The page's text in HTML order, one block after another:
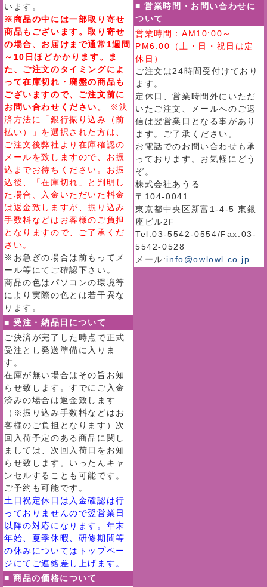
います。
※商品の中には一部取り寄せ
商品もございます。取り寄せ
の場合、お届けまで通常1週間
～10日ほどかかります。ま
た、ご注文のタイミングによ
って在庫切れ・廃盤の商品も
ございますので、ご注文前に
お問い合わせください。
※決
済方法に「銀行振り込み（前
払い）」を選択された方は、
ご注文後弊社より在庫確認の
メールを致しますので、お振
込までお待ちください。お振
込後、「在庫切れ」と判明し
た場合、入金いただいた料金
は返金致しますが、振り込み
手数料などはお客様のご負担
となりますので、ご了承くだ
さい。
※お急ぎの場合は前もってメ
ール等にてご確認下さい。
商品の色はパソコンの環境等
により実際の色とは若干異な
ります。
■ 受注・納品日について
ご決済が完了した時点で正式
受注とし発送準備に入りま
す。
在庫が無い場合はその旨お知
らせ致します。すでにご入金
済みの場合は返金致します
（※振り込み手数料などはお
客様のご負担となります）次
回入荷予定のある商品に関し
ましては、次回入荷日をお知
らせ致します。いったんキャ
ンセルすることも可能です。
ご予約も可能です。
土日祝定休日は入金確認は行
っておりませんので翌営業日
以降の対応になります。年末
年始、夏季休暇、研修期間等
の休みについてはトップペー
ジにてご連絡差し上げます。
■ 商品の価格について
■ 営業時間・お問い合わせに
ついて
営業時間：AM10:00～
PM6:00（土・日・祝日は定
休日）
ご注文は24時間受付けており
ます。
定休日、営業時間外にいただ
いたご注文、メールへのご返
信は翌営業日となる事があり
ます。ご了承ください。
お電話でのお問い合わせも承
っております。お気軽にどう
ぞ。
株式会社あうる
〒104-0041
東京都中央区新富1-4-5 東銀
座ビル2F
Tel:03-5542-0554/Fax:03-
5542-0528
メール:info@owlowl.co.jp